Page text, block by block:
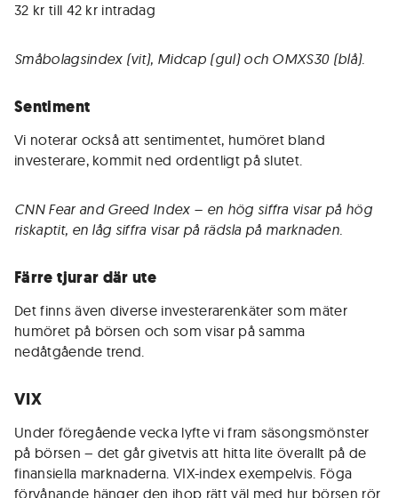
32 kr till 42 kr intradag
Småbolagsindex (vit), Midcap (gul) och OMXS30 (blå).
Sentiment
Vi noterar också att sentimentet, humöret bland
investerare, kommit ned ordentligt på slutet.
CNN Fear and Greed Index – en hög siffra visar på hög
riskaptit, en låg siffra visar på rädsla på marknaden.
Färre tjurar där ute
Det finns även diverse investerarenkäter som mäter
humöret på börsen och som visar på samma
nedåtgående trend.
VIX
Under föregående vecka lyfte vi fram säsongsmönster
på börsen – det går givetvis att hitta lite överallt på de
finansiella marknaderna. VIX-index exempelvis. Föga
förvånande hänger den ihop rätt väl med hur börsen rör